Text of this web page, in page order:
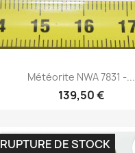
Météorite NWA 7831 -...
139,50 €
RUPTURE DE STOCK